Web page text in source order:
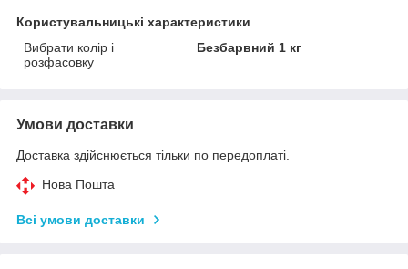
Користувальницькі характеристики
Вибрати колір і
розфасовку
Безбарвний 1 кг
Умови доставки
Доставка здійснюється тільки по передоплаті.
Нова Пошта
Всі умови доставки